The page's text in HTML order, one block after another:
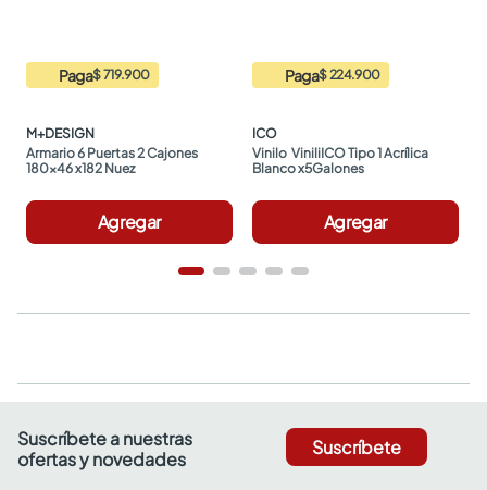
Paga$ 719.900
M+DESIGN
Armario 6 Puertas 2 Cajones
180x46 x182 Nuez
Agregar
Paga$ 224.900
ICO
Vinilo  ViniliICO Tipo 1 Acrílica
Blanco x5Galones
Agregar
Suscríbete a nuestras
ofertas y novedades
Suscríbete